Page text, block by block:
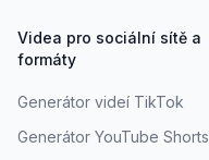
Videa pro sociální sítě a
formáty
Generátor videí TikTok
Generátor YouTube Shorts